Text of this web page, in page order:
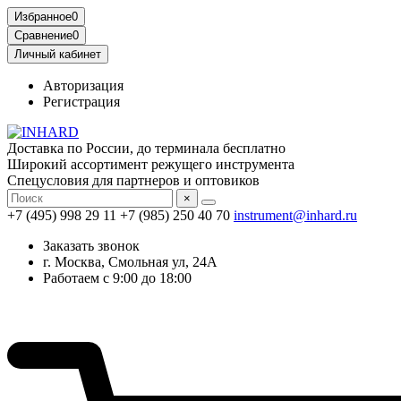
Избранное0
Сравнение0
Личный кабинет
Авторизация
Регистрация
Доставка по России, до терминала бесплатно
Широкий ассортимент режущего инструмента
Спецусловия для партнеров и оптовиков
×
+7 (495) 998 29 11 +7 (985) 250 40 70 instrument@inhard.ru
Заказать звонок
г. Москва, Смольная ул, 24А
Работаем с 9:00 до 18:00